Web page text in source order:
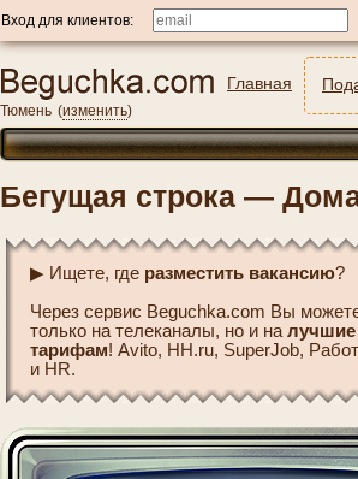
Вход для клиентов:
Тюмень (изменить)
Главная
Бегущая строка —
▶ Ищете, где разместить вакансию?
Через сервис Beguchka.com Вы
только на телеканалы, но и на
тарифам! Avito, HH.ru, SuperJob,
и HR.